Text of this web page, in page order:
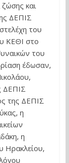
και
ΔΕΠΙΣ
του
ΚΕΘΙ στο
του
έδωσαν,
ΔΕΠΙΣ
της ΔΕΠΙΣ
η
η
Ηρακλείου,